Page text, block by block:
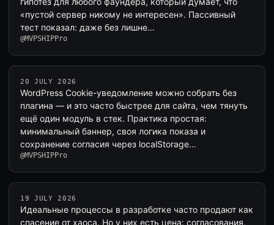
«пустой сервер никому не интересен». Пассивный
тест показал: даже без лишне…
@MVPSHIPPro
20 JULY 2026
WordPress Cookie-уведомление можно собрать без
плагина — и это часто быстрее для сайта, чем тянуть
ещё один модуль в стек. Практика простая:
минимальный баннер, своя логика показа и
сохранение согласия через localStorage…
@MVPSHIPPro
19 JULY 2026
Идеальные процессы в разработке часто продают как
спасение от хаоса. Но у них есть цена: согласования,